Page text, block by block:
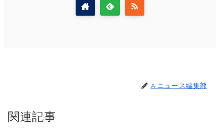
AIニュース編集部
関連記事